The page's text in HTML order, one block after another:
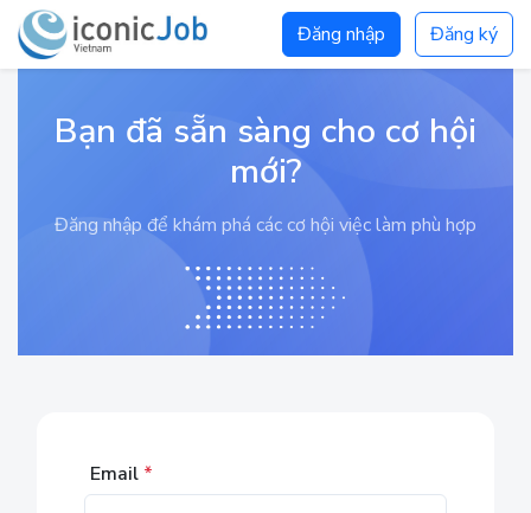
Đăng nhập Đăng ký
Bạn đã sẵn sàng cho cơ hội
mới?
Đăng nhập để khám phá các cơ hội việc làm phù hợp
Email *